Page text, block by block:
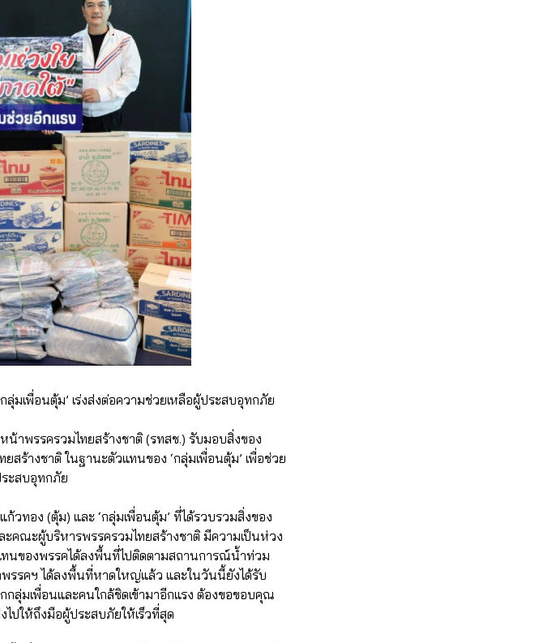
มเพื่อนตุ้ม’ เร่งส่งต่อความช่วยเหลือผู้ประสบอุทกภัย
พรรครวมไทยสร้างชาติ (รทสช.) รับมอบสิ่งของ
ร้างชาติ ในฐานะตัวแทนของ ‘กลุ่มเพื่อนตุ้ม’ เพื่อช่วย
ะสบอุทกภัย
อง (ตุ้ม) และ ‘กลุ่มเพื่อนตุ้ม’ ที่ได้รวบรวมสิ่งของ
ณะผู้บริหารพรรครวมไทยสร้างชาติ มีความเป็นห่วง
นของพรรคได้ลงพื้นที่ไปติดตามสถานการณ์น้ำท่วม
รรคฯ ได้ลงพื้นที่หาดใหญ่แล้ว และในวันนี้ยังได้รับ
ลุ่มเพื่อนและคนใกล้ชิดเข้ามาอีกแรง ต้องขอขอบคุณ
ปให้ถึงมือผู้ประสบภัยให้เร็วที่สุด